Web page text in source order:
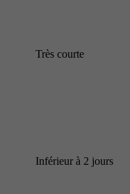
Très courte
Inférieur à 2 jours